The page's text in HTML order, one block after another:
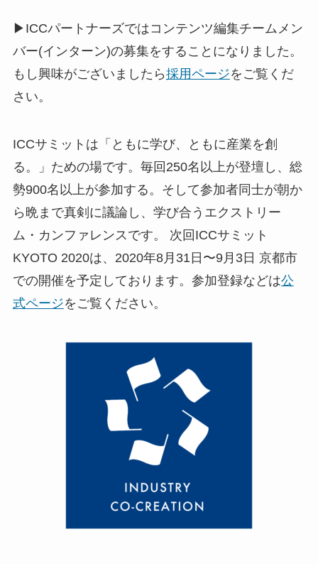
▶ICCパートナーズではコンテンツ編集チームメン
バー(インターン)の募集をすることになりました。
もし興味がございましたら採用ページをご覧くだ
さい。
ICCサミットは「ともに学び、ともに産業を創
る。」ための場です。毎回250名以上が登壇し、総
勢900名以上が参加する。そして参加者同士が朝か
ら晩まで真剣に議論し、学び合うエクストリー
ム・カンファレンスです。 次回ICCサミット
KYOTO 2020は、2020年8月31日〜9月3日 京都市
での開催を予定しております。参加登録などは公
式ページをご覧ください。